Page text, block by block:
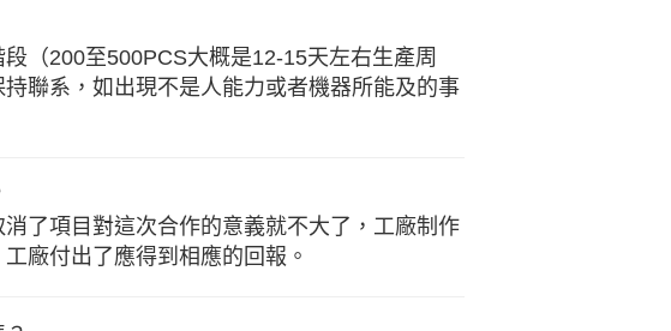
（200至500PCS大概是12-15天左右生產周
聯系，如出現不是人能力或者機器所能及的事
了項目對這次合作的意義就不大了，工廠制作
廠付出了應得到相應的回報。